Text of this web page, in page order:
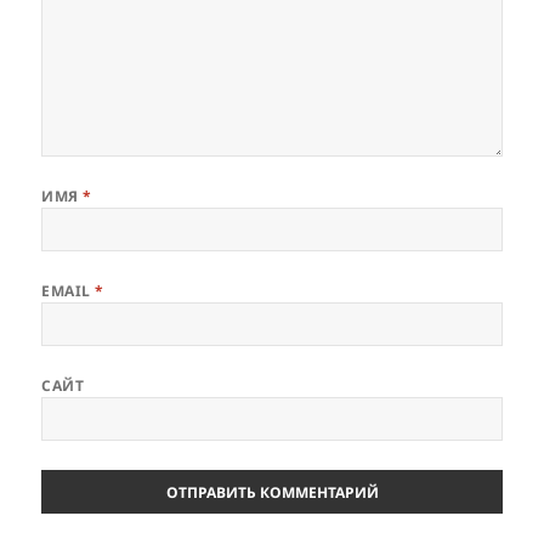
ИМЯ*
EMAIL*
САЙТ